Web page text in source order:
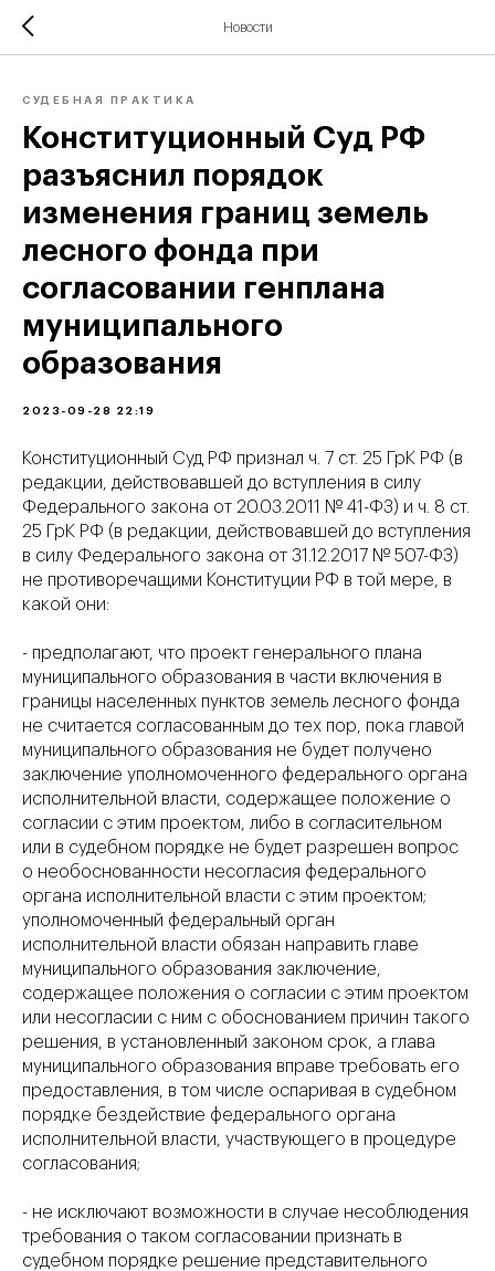
Новости
СУДЕБНАЯ ПРАКТИКА
Конституционный Суд РФ
разъяснил порядок
изменения границ земель
лесного фонда при
согласовании генплана
муниципального
образования
2023-09-28 22:19
Конституционный Суд РФ признал ч. 7 ст. 25 ГрК РФ (в
редакции, действовавшей до вступления в силу
Федерального закона от 20.03.2011 № 41-ФЗ) и ч. 8 ст.
25 ГрК РФ (в редакции, действовавшей до вступления
в силу Федерального закона от 31.12.2017 № 507-ФЗ)
не противоречащими Конституции РФ в той мере, в
какой они:
- предполагают, что проект генерального плана
муниципального образования в части включения в
границы населенных пунктов земель лесного фонда
не считается согласованным до тех пор, пока главой
муниципального образования не будет получено
заключение уполномоченного федерального органа
исполнительной власти, содержащее положение о
согласии с этим проектом, либо в согласительном
или в судебном порядке не будет разрешен вопрос
о необоснованности несогласия федерального
органа исполнительной власти с этим проектом;
уполномоченный федеральный орган
исполнительной власти обязан направить главе
муниципального образования заключение,
содержащее положения о согласии с этим проектом
или несогласии с ним с обоснованием причин такого
решения, в установленный законом срок, а глава
муниципального образования вправе требовать его
предоставления, в том числе оспаривая в судебном
порядке бездействие федерального органа
исполнительной власти, участвующего в процедуре
согласования;
- не исключают возможности в случае несоблюдения
требования о таком согласовании признать в
судебном порядке решение представительного